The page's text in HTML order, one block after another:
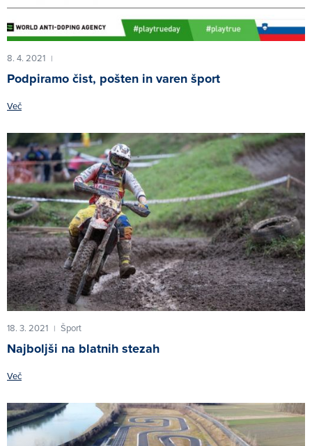
8. 4. 2021 |
Podpiramo čist, pošten in varen šport
Več
18. 3. 2021 | Šport
Najboljši na blatnih stezah
Več